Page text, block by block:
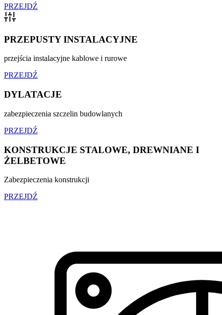
PRZEJDŹ
PRZEPUSTY INSTALACYJNE
przejścia instalacyjne kablowe i rurowe
PRZEJDŹ
DYLATACJE
zabezpieczenia szczelin budowlanych
PRZEJDŹ
KONSTRUKCJE STALOWE, DREWNIANE I
ŻELBETOWE
Zabezpieczenia konstrukcji
PRZEJDŹ